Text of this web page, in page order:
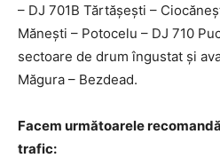
– DJ 701B Tărtășești –
Mănești – Potocelu – DJ 710
sectoare de drum îngustat și
Măgura – Bezdead.
Facem următoarele
trafic: